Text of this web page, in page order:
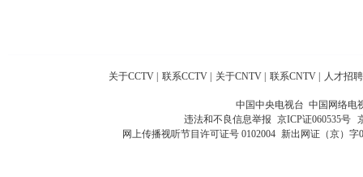
关于CCTV 联系CCTV 关于CNTV 联系CNTV 人才招聘
中国中央电视台 中国网络电
违法和不良信息举报 京ICP证060535号
网上传播视听节目许可证号 0102004 新出网证（京）